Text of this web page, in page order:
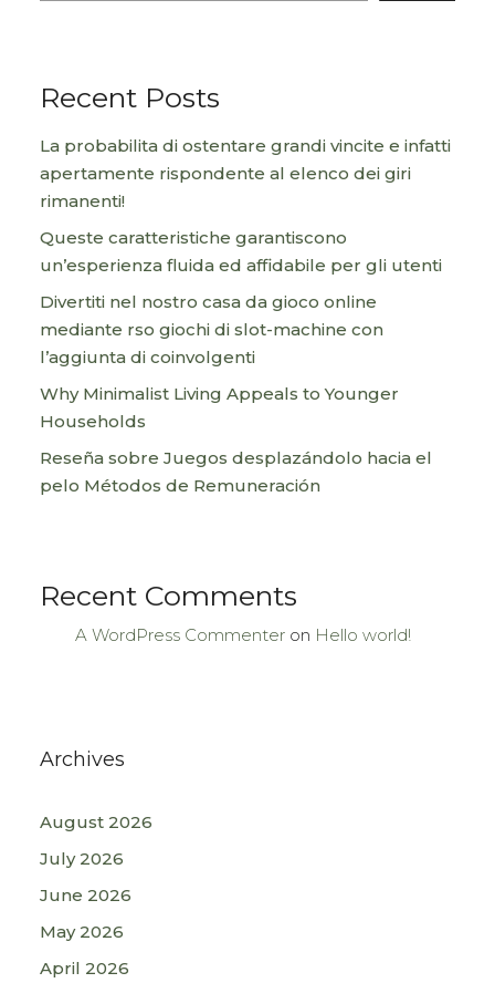
Recent Posts
La probabilita di ostentare grandi vincite e infatti
apertamente rispondente al elenco dei giri
rimanenti!
Queste caratteristiche garantiscono
un’esperienza fluida ed affidabile per gli utenti
Divertiti nel nostro casa da gioco online
mediante rso giochi di slot-machine con
l’aggiunta di coinvolgenti
Why Minimalist Living Appeals to Younger
Households
Reseña sobre Juegos desplazándolo hacia el
pelo Métodos de Remuneración
Recent Comments
A WordPress Commenter on Hello world!
Archives
August 2026
July 2026
June 2026
May 2026
April 2026